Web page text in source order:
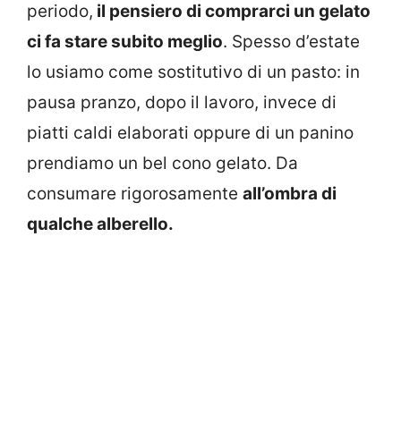
periodo, il pensiero di comprarci un gelato
ci fa stare subito meglio. Spesso d’estate
lo usiamo come sostitutivo di un pasto: in
pausa pranzo, dopo il lavoro, invece di
piatti caldi elaborati oppure di un panino
prendiamo un bel cono gelato. Da
consumare rigorosamente all’ombra di
qualche alberello.